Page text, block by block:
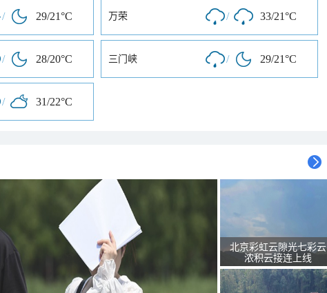
/ 29/21°C 万荣 / 33/21°C
/ 28/20°C 三门峡 / 29/21°C
/ 31/22°C
北京彩虹云隙光七彩云
浓积云接连上线